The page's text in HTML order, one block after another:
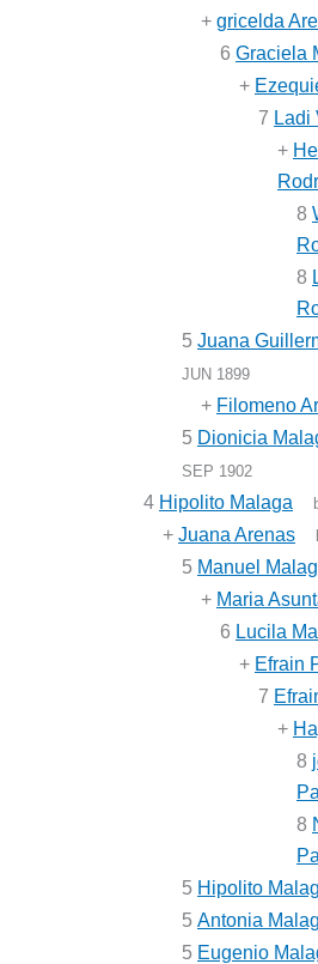
+ gricelda
6 Graciela
+
7 Ladi
+
8
8
5 Juana
JUN 1899
+ Filomeno
5 Dionicia
SEP 1902
4 Hipolito Malaga
+ Juana Arenas
5 Manuel
+ Maria
6 Lucila
+ Efrain
7
+
8
8
5 Hipolito
5 Antonia
5 Eugenio